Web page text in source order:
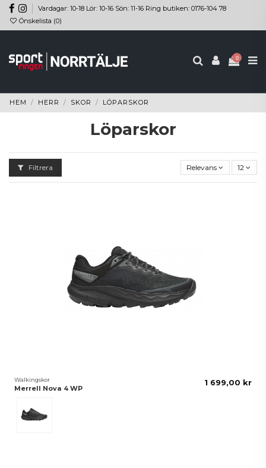
Vardagar: 10-18 Lör: 10-16 Sön: 11-16 Ring butiken: 0176-104 78
Önskelista (0)
0
HEM HERR SKOR LÖPARSKOR
Löparskor
Filtrera Relevans 12
Walkingskor
Merrell Nova 4 WP
1 699,00 kr